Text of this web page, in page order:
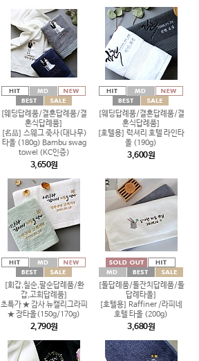
[웨딩답례품/결혼답례품/결
혼식답례품]
[名品] 스웨그 죽사(대나무)
타올 (180g) Bambu swag
towel (KC인증)
3,650원
[웨딩답례품/결혼답례품/결
혼식답례품]
[호텔용] 럭셔리 호텔 라인타
올 (190g)
3,600원
[회갑,칠순,팔순답례품/환
갑,고희답례품]
초특가 ★ 감사 뉴캘리그라피
★ 장타올(150g/170g)
2,790원
[돌답례품/돌잔치답례품/돌
답례타올]
[호텔용] Raffiner /라피네
호텔 타올 (200g)
3,680원